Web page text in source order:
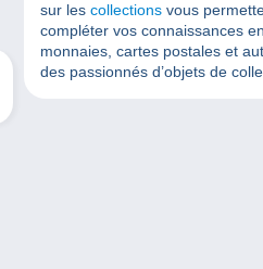
sur les collections vous
compléter vos connaissances
monnaies, cartes postales et
des passionnés d’objets de